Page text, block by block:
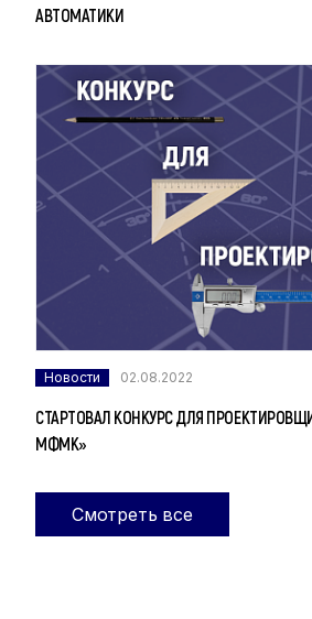
АВТОМАТИКИ
Новости 02.08.2022
СТАРТОВАЛ КОНКУРС ДЛЯ
МФМК»
Смотреть все